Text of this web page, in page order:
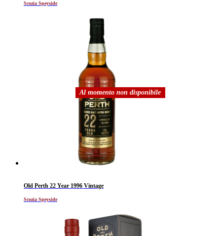
Scozia Speyside
Al momento non disponibile
Old Perth 22 Year 1996 Vintage
Scozia Speyside